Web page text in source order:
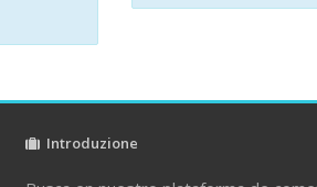
Introduzione